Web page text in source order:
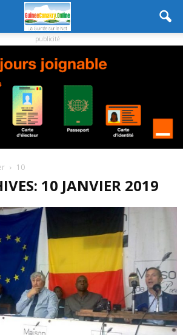
publicité
10
10 JANVIER 2019